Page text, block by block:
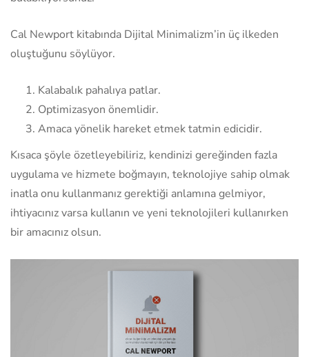
Cal Newport kitabında Dijital Minimalizm’in üç ilkeden
oluştuğunu söylüyor.
Kalabalık pahalıya patlar.
Optimizasyon önemlidir.
Amaca yönelik hareket etmek tatmin edicidir.
Kısaca şöyle özetleyebiliriz, kendinizi gereğinden fazla
uygulama ve hizmete boğmayın, teknolojiye sahip olmak
inatla onu kullanmanız gerektiği anlamına gelmiyor,
ihtiyacınız varsa kullanın ve yeni teknolojileri kullanırken
bir amacınız olsun.